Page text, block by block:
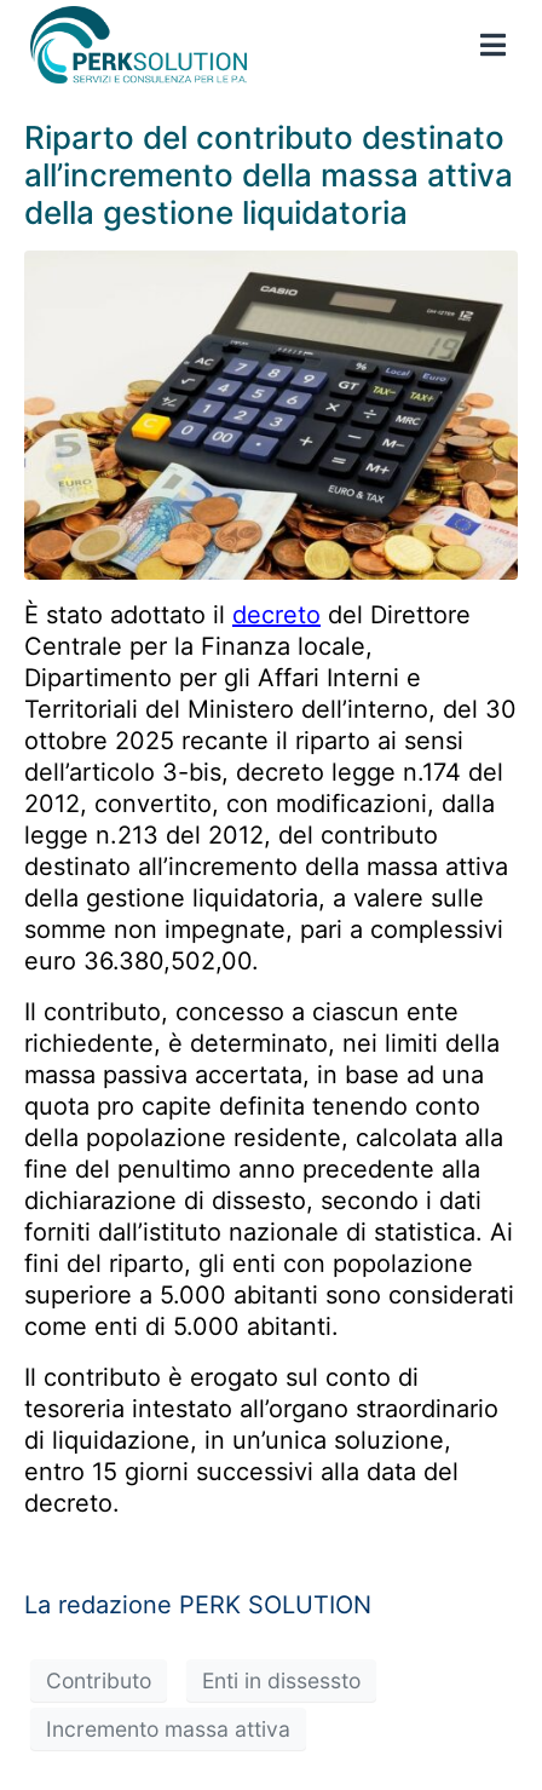
Riparto del contributo destinato
all’incremento della massa attiva
della gestione liquidatoria
È stato adottato il decreto del Direttore
Centrale per la Finanza locale,
Dipartimento per gli Affari Interni e
Territoriali del Ministero dell’interno, del 30
ottobre 2025 recante il riparto ai sensi
dell’articolo 3-bis, decreto legge n.174 del
2012, convertito, con modificazioni, dalla
legge n.213 del 2012, del contributo
destinato all’incremento della massa attiva
della gestione liquidatoria, a valere sulle
somme non impegnate, pari a complessivi
euro 36.380,502,00.
Il contributo, concesso a ciascun ente
richiedente, è determinato, nei limiti della
massa passiva accertata, in base ad una
quota pro capite definita tenendo conto
della popolazione residente, calcolata alla
fine del penultimo anno precedente alla
dichiarazione di dissesto, secondo i dati
forniti dall’istituto nazionale di statistica. Ai
fini del riparto, gli enti con popolazione
superiore a 5.000 abitanti sono considerati
come enti di 5.000 abitanti.
Il contributo è erogato sul conto di
tesoreria intestato all’organo straordinario
di liquidazione, in un’unica soluzione,
entro 15 giorni successivi alla data del
decreto.
La redazione PERK SOLUTION
Contributo
Enti in dissessto
Incremento massa attiva